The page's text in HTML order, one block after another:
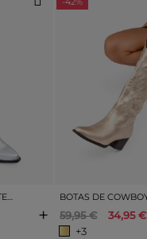
BOTAS DE COWBOY PRATEADAS COM BORDADOS
+ 59,95 €
34,95 €
+3